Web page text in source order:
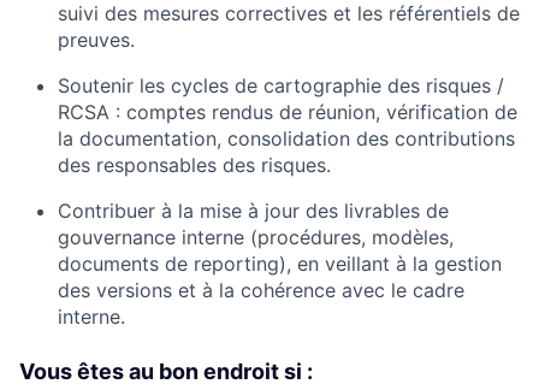
suivi des mesures correctives et les référentiels de
preuves.
Soutenir les cycles de cartographie des risques /
RCSA : comptes rendus de réunion, vérification de
la documentation, consolidation des contributions
des responsables des risques.
Contribuer à la mise à jour des livrables de
gouvernance interne (procédures, modèles,
documents de reporting), en veillant à la gestion
des versions et à la cohérence avec le cadre
interne.
Vous êtes au bon endroit si :